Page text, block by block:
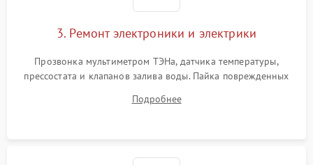
3. Ремонт электроники и электрики
Прозвонка мультиметром ТЭНа, датчика температуры,
прессостата и клапанов залива воды. Пайка поврежденных
Восстановление целостности проводки и контактов.
Подробнее